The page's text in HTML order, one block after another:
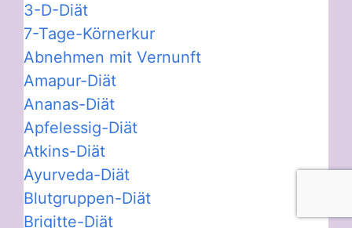
3-D-Diät
7-Tage-Körnerkur
Abnehmen mit Vernunft
Amapur-Diät
Ananas-Diät
Apfelessig-Diät
Atkins-Diät
Ayurveda-Diät
Blutgruppen-Diät
Brigitte-Diät